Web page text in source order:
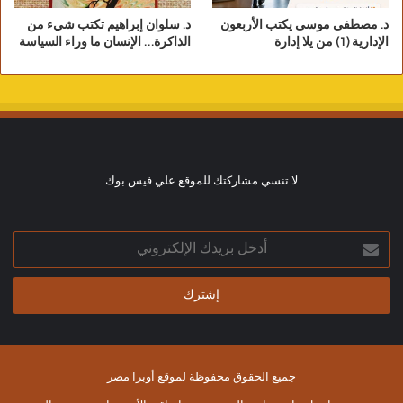
روحي” ص11
من جهة أخرى تبدو المدينة قد انطبعت فيها أرواح
طيبة، هكذا صاغت الساردة الأحداث والعلاقات
التي ضمدت جراح حنان، وخففت أوجاعها وجعلتها
الشخصيات الحنونة المتفهمة المقدرة للذات
مقبولة مناقضة لصورتها المنبوذة في القرية،
فالفضاء المكاني أعاد تشكيل ذاتها وترميم
تصدعاتها، ففي المدينة نلمس هذه الطاقة الإيجابية
التي بددت كل سلبيات الماضي.
يلعب الفضاء المكاني إذن دوره في إحداث حالة
من التوازن لدى شخصية حنان، من خلال شخصيات
د. مصطفى موسى يكتب الأربعون
الإدارية (1) من يلا إدارة
د. سلوان إبراهيم تكتب شيء من
الذاكرة… الإنسان ما وراء السياسة
لا تنسي مشاركتك للموقع علي فيس بوك
أدخل
بريدك
الإلكتروني
جميع الحقوق محفوظة لموقع أوبرا مصر